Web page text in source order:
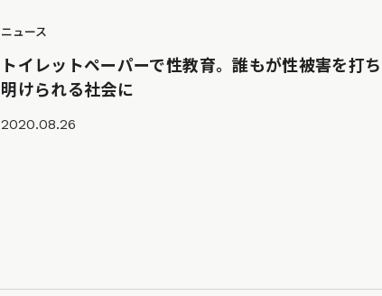
ニュース
トイレットペーパーで性教育。誰もが性被害を打ち
明けられる社会に
2020.08.26